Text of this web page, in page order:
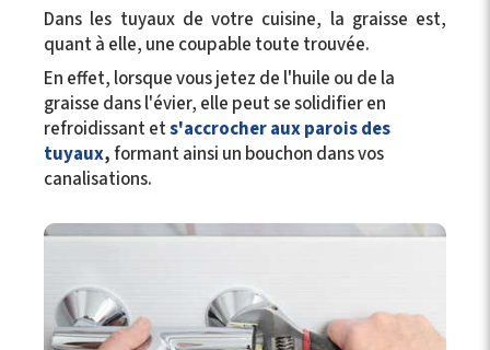
Dans les tuyaux de votre cuisine, la graisse est,
quant à elle, une coupable toute trouvée.
En effet, lorsque vous jetez de l'huile ou de la
graisse dans l'évier, elle peut se solidifier en
refroidissant ets'accrocher aux parois des
tuyaux,formant ainsi un bouchon dans vos
canalisations.